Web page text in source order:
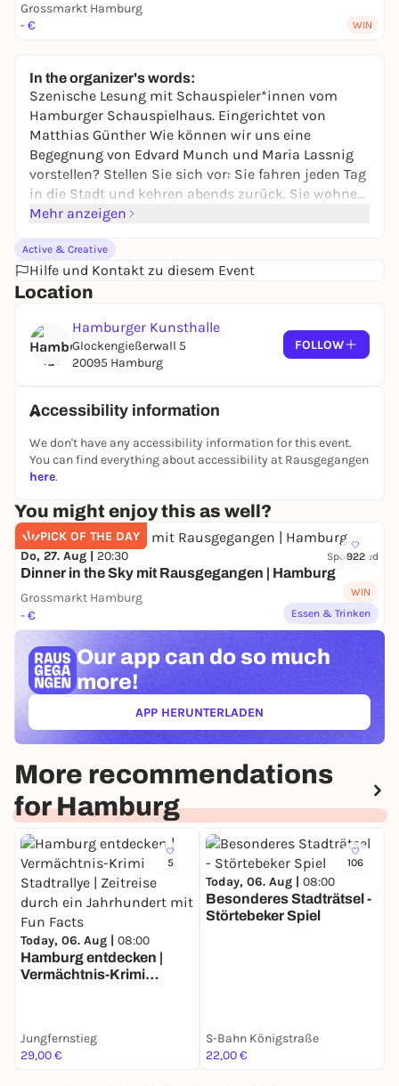
Grossmarkt Hamburg
- €
WIN
In the organizer's words:
Szenische Lesung mit Schauspieler*innen vom
Hamburger Schauspielhaus. Eingerichtet von
Matthias Günther Wie können wir uns eine
Begegnung von Edvard Munch und Maria Lassnig
vorstellen? Stellen Sie sich vor: Sie fahren jeden Tag
in die Stadt und kehren abends zurück. Sie wohnen
am Rand einer großen Stadt. Eines Abends
Nacht ist mild, die Straßen sind leer, der Mond
begleitet Sie. Sie gehen weiter – an einer kleinen
Kirche vorbei, über eine Brücke. Dann erreichen Sie
Sie hören Stimmen. Leise, vertraut, ein wenig
verboten. Sie bleiben stehen. Lauschen. Sehen sich
um. Und schließlich schleichen Sie näher.
eine Frau, die in ihrem Atelier am Boden liegt und
einander, suchen sich – und finden sich wieder.
Teilnahme: 25€ inkl. Museumseintritt, 12€ ermäßigt.
Treffpunkt: Werner-Otto-Saal
Mehr anzeigen
Active & Creative
Hilfe und Kontakt zu diesem Event
Location
Hamburger Kunsthalle
Glockengießerwall 5
20095 Hamburg
FOLLOW
Accessibility information
We don't have any accessibility information for this event.
You can find everything about accessibility at Rausgegangen
here.
You might enjoy this as well?
PICK OF THE DAY
922
Do, 27. Aug | 20:30 Sponsored
Dinner in the Sky mit Rausgegangen | Hamburg
Grossmarkt Hamburg
- €
WIN
Essen & Trinken
Our app can do so much
more!
APP HERUNTERLADEN(ÖFFNET IN NEUEM TAB)
More recommendations
for Hamburg
5
Today, 06. Aug | 08:00
Hamburg entdecken |
Vermächtnis-Krimi
Jungfernstieg
29,00 €
106
Today, 06. Aug | 08:00
Besonderes Stadträtsel -
Störtebeker Spiel
S-Bahn Königstraße
22,00 €